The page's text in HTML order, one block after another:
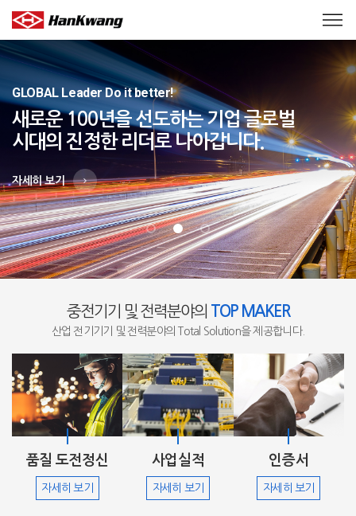
GLOBAL Leader Do it better!
새로운 100년을 선도하는 기업글로벌
시대의 진정한 리더로 나아갑니다.
자세히 보기
중전기기 및 전력분야의 TOP MAKER
산업 전기기기 및 전력분야의 Total Solution을 제공합니다.
품질 도전정신
자세히 보기
사업실적
자세히 보기
인증서
자세히 보기